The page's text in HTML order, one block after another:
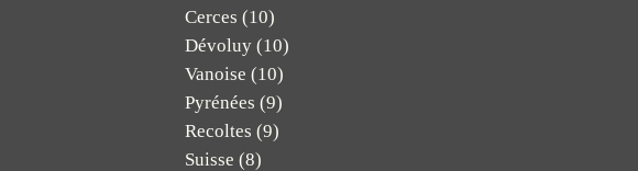
Cerces (10)
Dévoluy (10)
Vanoise (10)
Pyrénées (9)
Recoltes (9)
Suisse (8)